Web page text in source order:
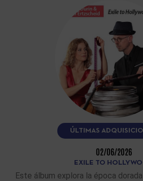
ÚLTIMAS
02/06/2026
EXILE TO
Este álbum explora la época